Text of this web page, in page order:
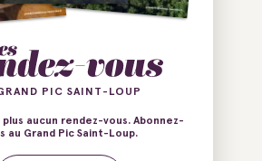
PIC SAINT-LOUP
plus aucun rendez-vous. Abonnez-
au Grand Pic Saint-Loup.